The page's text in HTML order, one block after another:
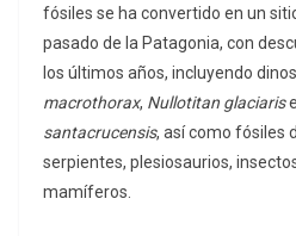
fósiles se ha convertido en un
pasado de la Patagonia, con
los últimos años, incluyendo
macrothorax, Nullotitan glaciarise
santacrucensis, así como fósiles
serpientes, plesiosaurios,
mamíferos.